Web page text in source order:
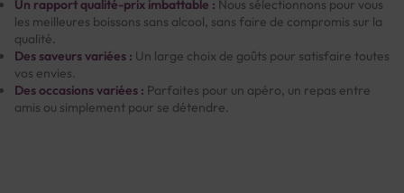
Un rapport qualité-prix imbattable : Nous sélectionnons pour vous
les meilleures boissons sans alcool, sans faire de compromis sur la
qualité.
Des saveurs variées : Un large choix de goûts pour satisfaire toutes
vos envies.
Des occasions variées : Parfaites pour un apéro, un repas entre
amis ou simplement pour se détendre.